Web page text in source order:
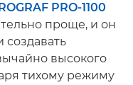
PRO-1100
проще, и он
высокого
тихому режиму